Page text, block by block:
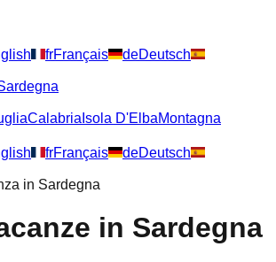
frFrançais deDeutsch
Calabria Isola D'ElbaMontagna
frFrançais deDeutsch
in Sardegna
in Sardegna